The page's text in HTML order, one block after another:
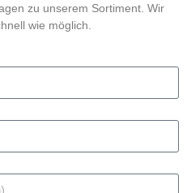
zu unserem Sortiment. Wir
wie möglich.